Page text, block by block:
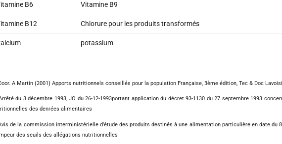
B6 Vitamine B9
B12 Chlorure pour les produits transformés
potassium
A Martin (2001) Apports nutritionnels conseillés pour la population Française, 3ème édition, Tec & Doc
du 3 décembre 1993, JO du 26-12-1993portant application du décret 93-1130 du 27 septembre 1993
des denrées alimentaires
de la commission interministérielle d’étude des produits destinés à une alimentation particulière en date du
des seuils des allégations nutritionnelles